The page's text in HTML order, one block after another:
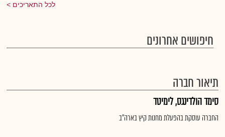
לכל התאריכים
חיפושים אחרונים
תיאור חברה
סימד הולדינגס, לימיטד
החברה עוסקת בהפעלת מחנות קיץ בארה"ב